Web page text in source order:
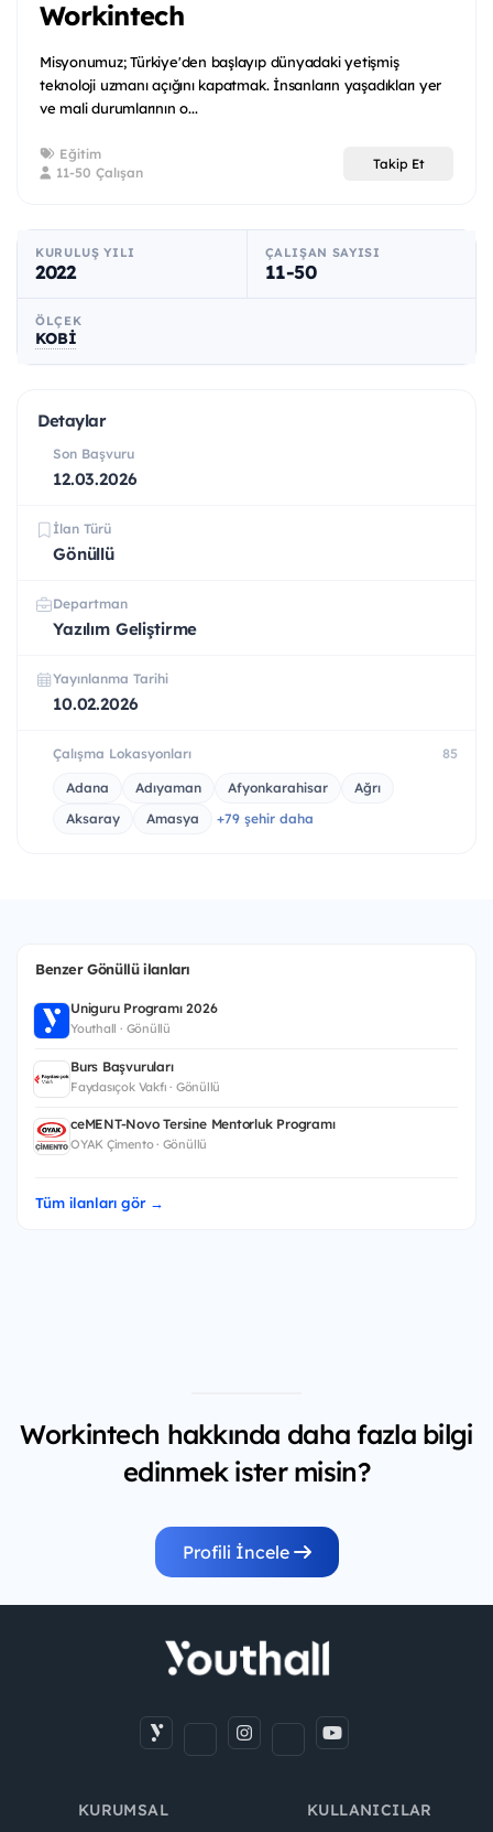
Workintech
Misyonumuz; Türkiye'den başlayıp dünyadaki yetişmiş
teknoloji uzmanı açığını kapatmak. İnsanların yaşadıkları yer
ve mali durumlarının o...
Eğitim
11-50 Çalışan
Takip Et
KURULUŞ YILI
2022
ÇALIŞAN SAYISI
11-50
ÖLÇEK
KOBİ
Detaylar
Son Başvuru
12.03.2026
İlan Türü
Gönüllü
Departman
Yazılım Geliştirme
Yayınlanma Tarihi
10.02.2026
Çalışma Lokasyonları 85
Adana Adıyaman Afyonkarahisar
Ağrı
Aksaray
Amasya +79 şehir daha
Benzer Gönüllü ilanları
Uniguru Programı 2026
Youthall · Gönüllü
Burs Başvuruları
Faydasıçok Vakfı · Gönüllü
ceMENT-Novo Tersine Mentorluk Programı
OYAK Çimento · Gönüllü
Tüm ilanları gör →
Workintech hakkında daha fazla bilgi
edinmek ister misin?
Profili İncele
KURUMSAL KULLANICILAR